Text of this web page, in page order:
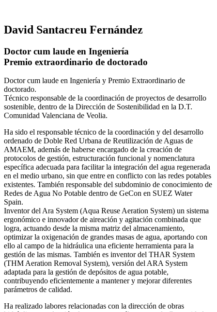
David Santacreu Fernández
Doctor cum laude en Ingeniería
Premio extraordinario de doctorado
Doctor cum laude en Ingeniería y Premio Extraordinario de
doctorado.
Técnico responsable de la coordinación de proyectos de desarrollo
sostenible, dentro de la Dirección de Sostenibilidad en la D.T.
Comunidad Valenciana de Veolia.
Ha sido el responsable técnico de la coordinación y del desarrollo
ordenado de Doble Red Urbana de Reutilización de Aguas de
AMAEM, además de haberse encargado de la creación de
protocolos de gestión, estructuración funcional y nomenclatura
específica adecuada para facilitar la integración del agua regenerada
en el medio urbano, sin que entre en conflicto con las redes potables
existentes. También responsable del subdominio de conocimiento de
Redes de Agua No Potable dentro de GeCon en SUEZ Water
Spain.
Inventor del Ara System (Aqua Reuse Aeration System) un sistema
ergonómico e innovador de aireación y agitación combinada que
logra, actuando desde la misma matriz del almacenamiento,
optimizar la oxigenación de grandes masas de agua, aportando con
ello al campo de la hidráulica una eficiente herramienta para la
gestión de las mismas. También es inventor del THAR System
(THM Aeration Removal System), versión del ARA System
adaptada para la gestión de depósitos de agua potable,
contribuyendo eficientemente a mantener y mejorar diferentes
parámetros de calidad.
Ha realizado labores relacionadas con la dirección de obras